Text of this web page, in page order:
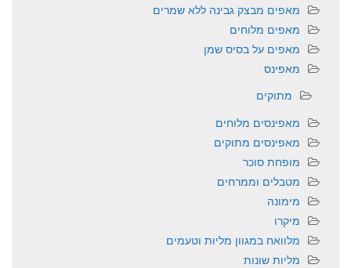
מאפים מבצק גבינה ללא שמרים
מאפים מלוחים
מאפים על בסיס שמן
מאפינס
מתוקים
מאפינסים מלוחים
מאפינסים מתוקים
מופחת סוכר
מטבלים וממרחים
מימונה
מיקרו
מלוואח במגוון מליות וטעמים
מליות שונות